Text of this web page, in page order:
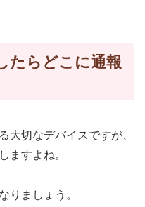
たらどこに通報
大切なデバイスですが、
ますよね。
りましょう。